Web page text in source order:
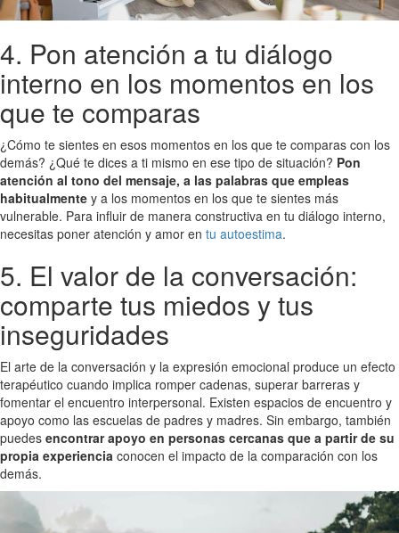
4. Pon atención a tu diálogo
interno en los momentos en los
que te comparas
¿Cómo te sientes en esos momentos en los que te comparas con los
demás? ¿Qué te dices a ti mismo en ese tipo de situación? Pon
atención al tono del mensaje, a las palabras que empleas
habitualmente y a los momentos en los que te sientes más
vulnerable. Para influir de manera constructiva en tu diálogo interno,
necesitas poner atención y amor en tu autoestima.
5. El valor de la conversación:
comparte tus miedos y tus
inseguridades
El arte de la conversación y la expresión emocional produce un efecto
terapéutico cuando implica romper cadenas, superar barreras y
fomentar el encuentro interpersonal. Existen espacios de encuentro y
apoyo como las escuelas de padres y madres. Sin embargo, también
puedes encontrar apoyo en personas cercanas que a partir de su
propia experiencia conocen el impacto de la comparación con los
demás.